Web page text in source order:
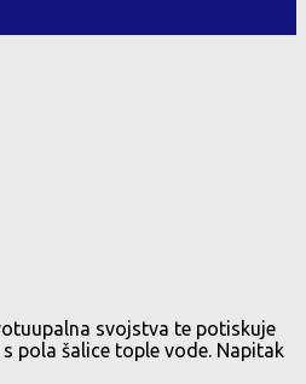
svojstva te potiskuje
pola šalice tople vode. Napitak